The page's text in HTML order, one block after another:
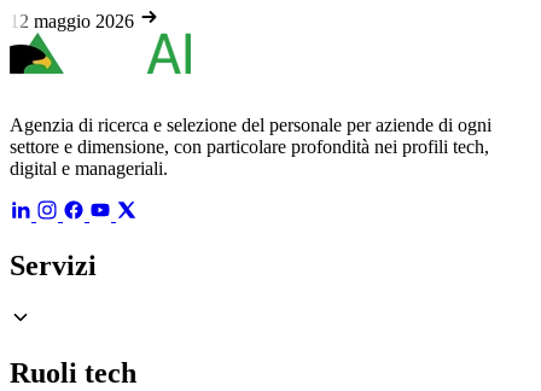
12 maggio 2026
Agenzia di ricerca e selezione del personale per aziende di ogni
settore e dimensione, con particolare profondità nei profili tech,
digital e manageriali.
Servizi
Ruoli tech